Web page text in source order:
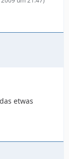
etwas